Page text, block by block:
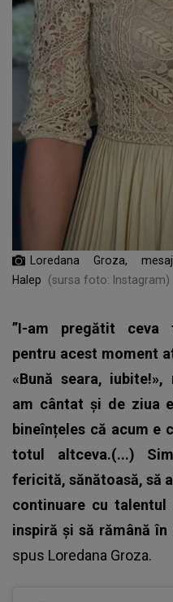
Loredana Groza,
Halep
(sursa foto: Instagram)
”I-am pregătit ceva
pentru acest moment
«Bună seara,
am cântat şi de ziua
bineînțeles că acum e
totul altceva.(...)
fericită, sănătoasă, să
continuare cu
inspiră şi să rămână în
spus Loredana Groza.